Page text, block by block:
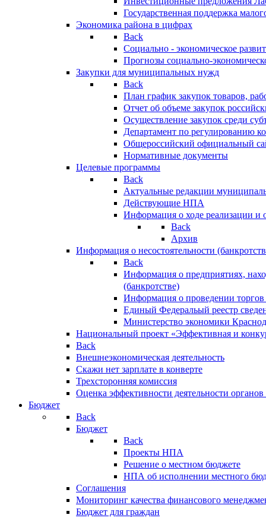
Государственная поддержка
Экономика района в цифрах
Back
Социально - экономическое
Прогнозы социально-
Закупки для муниципальных нужд
Back
План график закупок товаров,
Отчет об объеме закупок
Осуществление закупок среди
Департамент по регулированию
Общероссийский официальный
Нормативные документы
Целевые программы
Back
Актуальные редакции
Действующие НПА
Информация о ходе реализации
Back
Архив
Информация о несостоятельности
Back
Информация о предприятиях,
(банкротстве)
Информация о проведении
Единый Федеральый реестр
Министерство экономики
Национальный проект «Эффективная и
Back
Внешнеэкономическая деятельность
Скажи нет зарплате в конверте
Трехсторонняя комиссия
Оценка эффективности деятельности
Бюджет
Back
Бюджет
Back
Проекты НПА
Решение о местном бюджете
НПА об исполнении местного
Соглашения
Мониторинг качества финансового
Бюджет для граждан